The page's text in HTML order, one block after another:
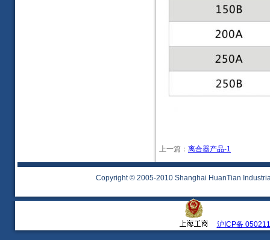
上一篇： 离合器产品-1
Copyright © 2005-2010 Shanghai HuanTian
沪ICP备